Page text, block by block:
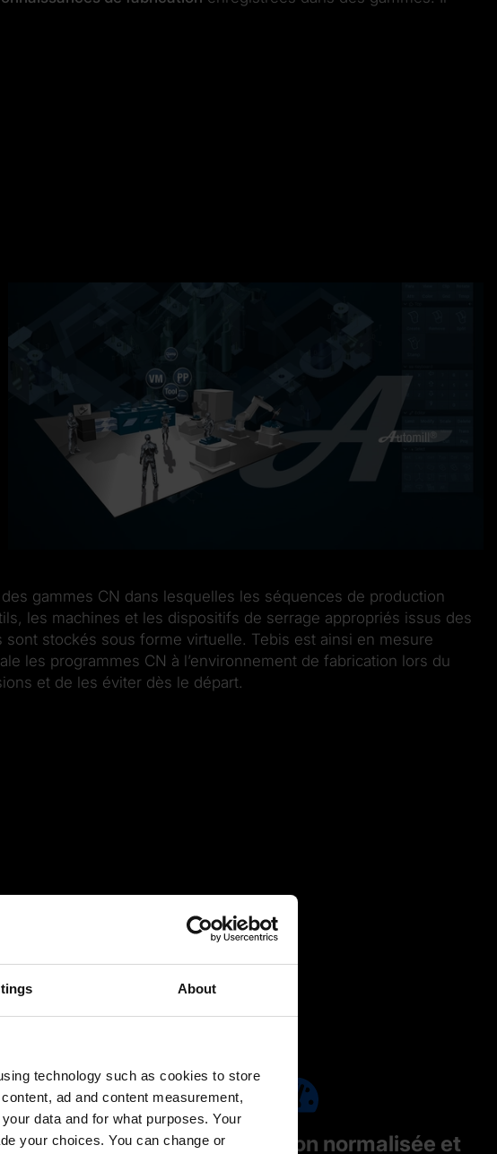
About
technology such as cookies to store
ad and content measurement,
data and for what purposes. Your
your choices. You can change or
gammes CN dans lesquelles les séquences de production
les machines et les dispositifs de serrage appropriés issus des
stockés sous forme virtuelle. Tebis est ainsi en mesure
les programmes CN à l’environnement de fabrication lors du
et de les éviter dès le départ.
Travailler de façon normalisée et